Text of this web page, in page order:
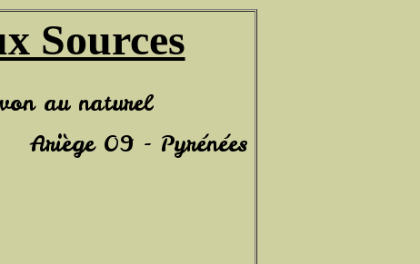
Sources
Ariège 09 - Pyrénées